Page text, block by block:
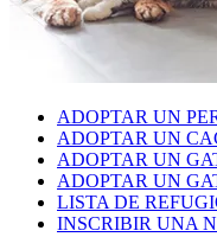
ADOPTAR UN
ADOPTAR UN
ADOPTAR UN
ADOPTAR UN
LISTA DE
INSCRIBIR UNA